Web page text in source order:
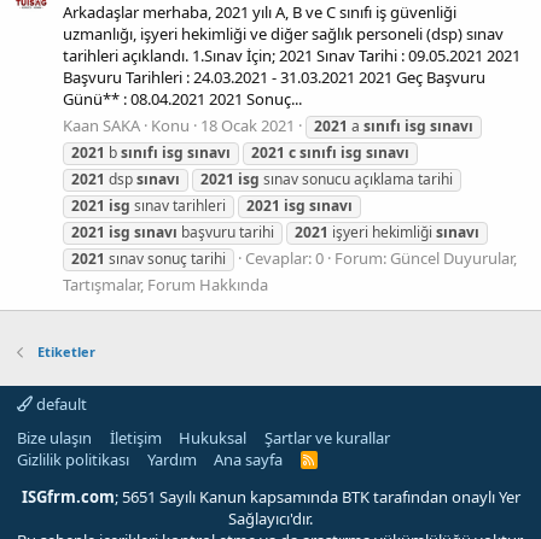
Arkadaşlar merhaba, 2021 yılı A, B ve C sınıfı iş güvenliği
uzmanlığı, işyeri hekimliği ve diğer sağlık personeli (dsp) sınav
tarihleri açıklandı. 1.Sınav İçin; 2021 Sınav Tarihi : 09.05.2021 2021
Başvuru Tarihleri : 24.03.2021 - 31.03.2021 2021 Geç Başvuru
Günü** : 08.04.2021 2021 Sonuç...
Kaan SAKA Konu 18 Ocak 2021 2021 a sınıfı isg sınavı
2021 bsınıfı isg sınavı 2021 csınıfı isg sınavı
2021 dspsınavı 2021 isg sınav sonucu açıklama tarihi
2021 isg sınav tarihleri 2021 isg sınavı
2021 isg sınavı başvuru tarihi 2021 işyeri hekimliği sınavı
2021 sınav sonuç tarihi Cevaplar: 0 Forum: Güncel Duyurular,
Tartışmalar, Forum Hakkında
Etiketler
default
Bize ulaşın
İletişim Hukuksal
Şartlar ve kurallar
Gizlilik politikası
Yardım Ana sayfa
R
S
ISGfrm.com; 5651 Sayılı Kanun kapsamında BTK tarafından onaylı Yer
Sağlayıcı'dır.